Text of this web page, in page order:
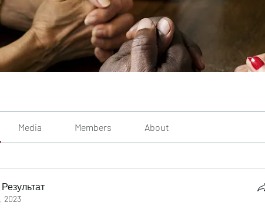
Media Members About
2023